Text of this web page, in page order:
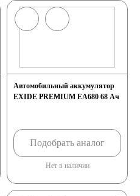
Автомобильный аккумулятор
EXIDE PREMIUM EA680 68 Ач
Подобрать аналог
Нет в наличии